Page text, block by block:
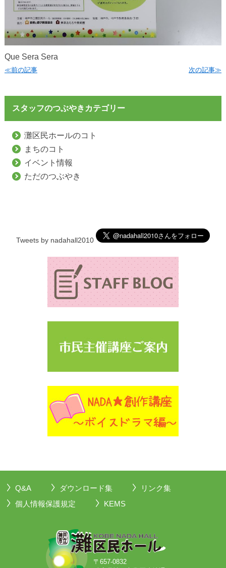
Que Sera Sera
≪前の記事 次の記事≫
スタッフのつぶやきカテゴリー
灘区民ホールのコト
まちのコト
イベント情報
ただのつぶやき
Tweets by nadahall2010
Q&A ダウンロード集
リンク集
個人情報保護規定
KEMS
〒657-0832